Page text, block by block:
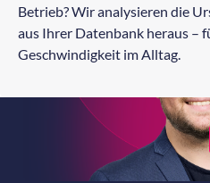
Betrieb? Wir analysieren die
aus Ihrer Datenbank heraus –
Geschwindigkeit im Alltag.